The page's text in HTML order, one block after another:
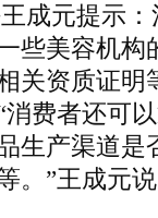
成元提示
些美容机构
关资质证明
费者还可
生产渠道是
。”王成元